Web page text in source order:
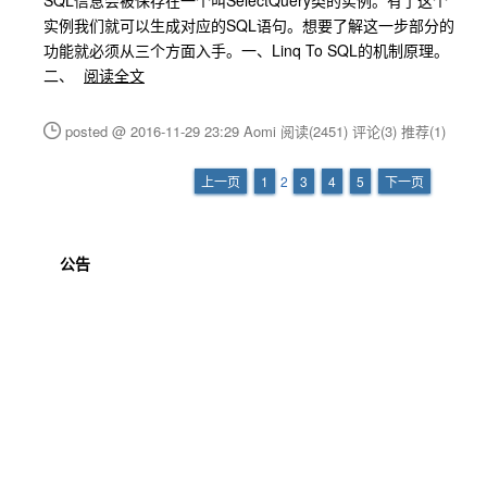
实例我们就可以生成对应的SQL语句。想要了解这一步部分的
功能就必须从三个方面入手。一、Linq To SQL的机制原理。
二、
阅读全文
posted @ 2016-11-29 23:29 Aomi 阅读(2451) 评论(3) 推荐(1)
上一页 1 2 3 4 5 下一页
公告